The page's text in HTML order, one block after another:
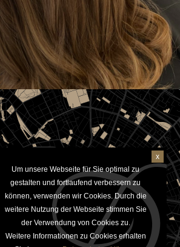
Aktivieren um Google Maps
anzuzeigen
Hinweis zur Datennutzung
Datenschutzerklärung
Um unsere Webseite für Sie optimal zu
gestalten und fortlaufend verbessern zu
können, verwenden wir Cookies. Durch die
weitere Nutzung der Webseite stimmen Sie
der Verwendung von Cookies zu.
Weitere Informationen zu Cookies erhalten
x